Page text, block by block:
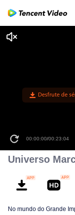
Desfrute de
00:00:00/00:23:04
Universo
No mundo do Grande